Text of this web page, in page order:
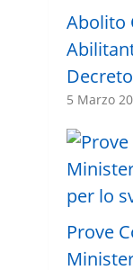
Abolito
5 Marzo
Prove